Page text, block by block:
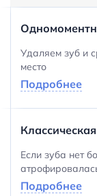
Удаляем зуб и
место
Подробнее
Если зуба нет
Подробнее